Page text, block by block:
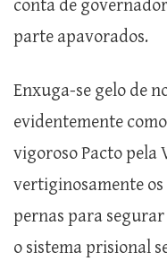
conta de
parte apavorados.
Enxuga-se gelo de
evidentemente
vigoroso Pacto pela
vertiginosamente os
pernas para
o sistema prisional